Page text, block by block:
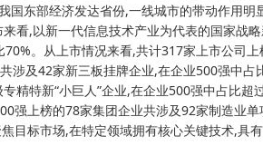
国东部经济发达省份,一线城市的带动作用
看,以新一代信息技术产业为代表的国家战
。从上市情况来看,共计317家上市公司
涉及42家新三板挂牌企业,在企业500强中占
精特新“小巨人”企业,在企业500强中占比超
强上榜的78家集团企业共涉及92家制造业
目标市场,在特定领域拥有核心关键技术,具有